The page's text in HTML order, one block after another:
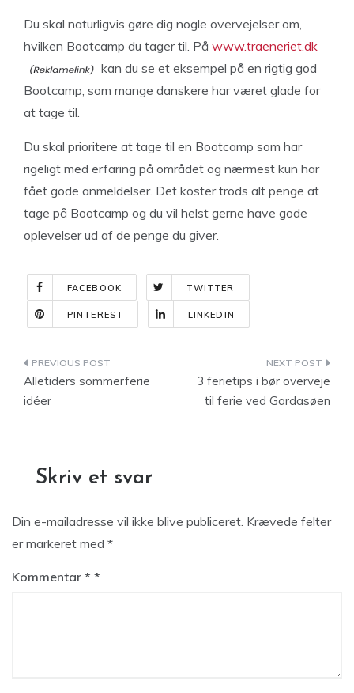
Du skal naturligvis gøre dig nogle overvejelser om,
hvilken Bootcamp du tager til. På www.traeneriet.dk
kan du se et eksempel på en rigtig god
Bootcamp, som mange danskere har været glade for
at tage til.
Du skal prioritere at tage til en Bootcamp som har
rigeligt med erfaring på området og nærmest kun har
fået gode anmeldelser. Det koster trods alt penge at
tage på Bootcamp og du vil helst gerne have gode
oplevelser ud af de penge du giver.
FACEBOOK TWITTER
PINTEREST LINKEDIN
Indlægsnavigation
Alletiders sommerferie
idéer
3 ferietips i bør overveje
til ferie ved Gardasøen
Skriv et svar
Din e-mailadresse vil ikke blive publiceret. Krævede felter
er markeret med *
Kommentar *